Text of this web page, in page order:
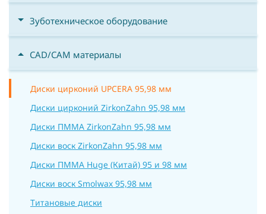
Зуботехническое оборудование
CAD/CAM материалы
Диски цирконий UPCERA 95,98 мм
Диски цирконий ZirkonZahn 95,98 мм
Диски ПММА ZirkonZahn 95,98 мм
Диски воск ZirkonZahn 95,98 мм
Диски ПММА Huge (Китай) 95 и 98 мм
Диски воск Smolwax 95,98 мм
Титановые диски